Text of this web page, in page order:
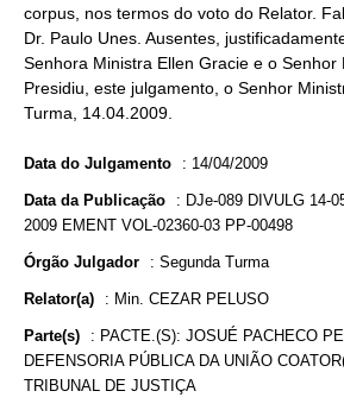
corpus, nos termos do voto do Relator.
Dr. Paulo Unes. Ausentes,
Senhora Ministra Ellen Gracie e o Senhor
Presidiu, este julgamento, o Senhor
Turma, 14.04.2009.
Data do Julgamento : 14/04/2009
Data da Publicação : DJe-089 DIVULG 14-
2009 EMENT VOL-02360-03 PP-00498
Órgão Julgador : Segunda Turma
Relator(a) : Min. CEZAR PELUSO
Parte(s) : PACTE.(S): JOSUÉ PACHECO
DEFENSORIA PÚBLICA DA UNIÃO
TRIBUNAL DE JUSTIÇA